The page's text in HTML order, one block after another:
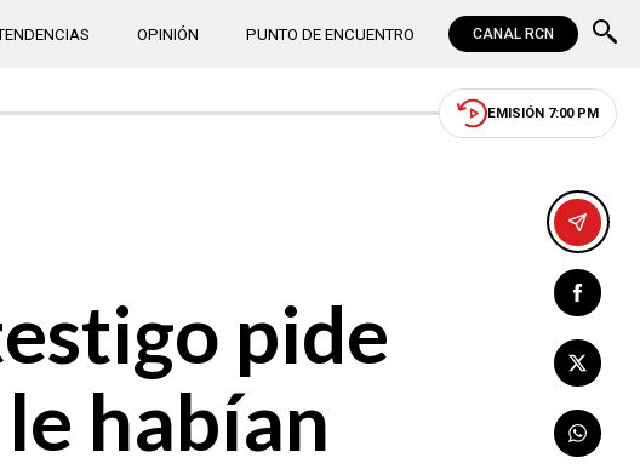
OPINIÓN PUNTO DE ENCUENTRO CANAL RCN
EMISIÓN 7:00 PM
pide
habían